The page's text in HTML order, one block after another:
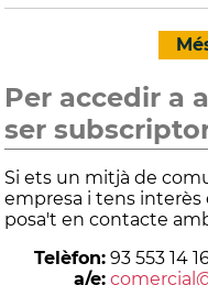
Per accedir a
ser
Si ets un mitjà de
empresa i tens
posa't en contacte
Telèfon: 93 553 14
a/e: